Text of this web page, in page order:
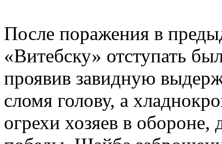
После поражения в
«Витебску» отступать
проявив завидную
сломя голову, а
огрехи хозяев в